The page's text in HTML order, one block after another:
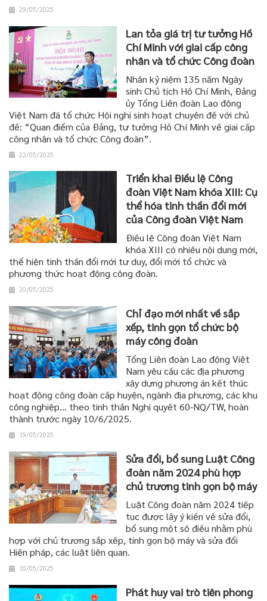
29/05/2025
Lan tỏa giá trị tư tưởng Hồ
Chí Minh với giai cấp công
nhân và tổ chức Công đoàn
Nhân kỷ niệm 135 năm Ngày
sinh Chủ tịch Hồ Chí Minh, Đảng
ủy Tổng Liên đoàn Lao động
Việt Nam đã tổ chức Hội nghị sinh hoạt chuyên đề với chủ
đề: “Quan điểm của Đảng, tư tưởng Hồ Chí Minh về giai cấp
công nhân và tổ chức Công đoàn”.
22/05/2025
Triển khai Điều lệ Công
đoàn Việt Nam khóa XIII: Cụ
thể hóa tinh thần đổi mới
của Công đoàn Việt Nam
Điều lệ Công đoàn Việt Nam
khóa XIII có nhiều nội dung mới,
thể hiện tinh thần đổi mới tư duy, đổi mới tổ chức và
phương thức hoạt động công đoàn.
20/05/2025
Chỉ đạo mới nhất về sắp
xếp, tinh gọn tổ chức bộ
máy công đoàn
Tổng Liên đoàn Lao động Việt
Nam yêu cầu các địa phương
xây dựng phương án kết thúc
hoạt động công đoàn cấp huyện, ngành địa phương, các khu
công nghiệp… theo tinh thần Nghị quyết 60-NQ/TW, hoàn
thành trước ngày 10/6/2025.
19/05/2025
Sửa đổi, bổ sung Luật Công
đoàn năm 2024 phù hợp
chủ trương tinh gọn bộ máy
Luật Công đoàn năm 2024 tiếp
tục được lấy ý kiến về sửa đổi,
bổ sung một số điều nhằm phù
hợp với chủ trương sắp xếp, tinh gọn bộ máy và sửa đổi
Hiến pháp, các luật liên quan.
10/05/2025
Phát huy vai trò tiên phong